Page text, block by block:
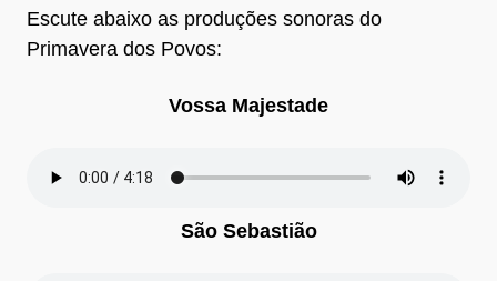
Escute abaixo as produções sonoras do
Primavera dos Povos:
Vossa Majestade
São Sebastião